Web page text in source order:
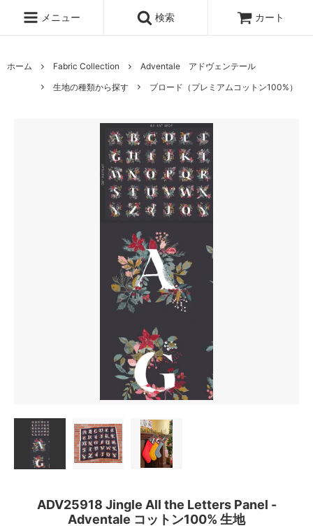
メニュー 検索 カート
ホーム Fabric Collection
Adventale アドヴェンテール
生地の種類から探す
ブロード（プレミアムコットン100%）
ADV25918 Jingle All the Letters Panel -
Adventale コットン100% 生地